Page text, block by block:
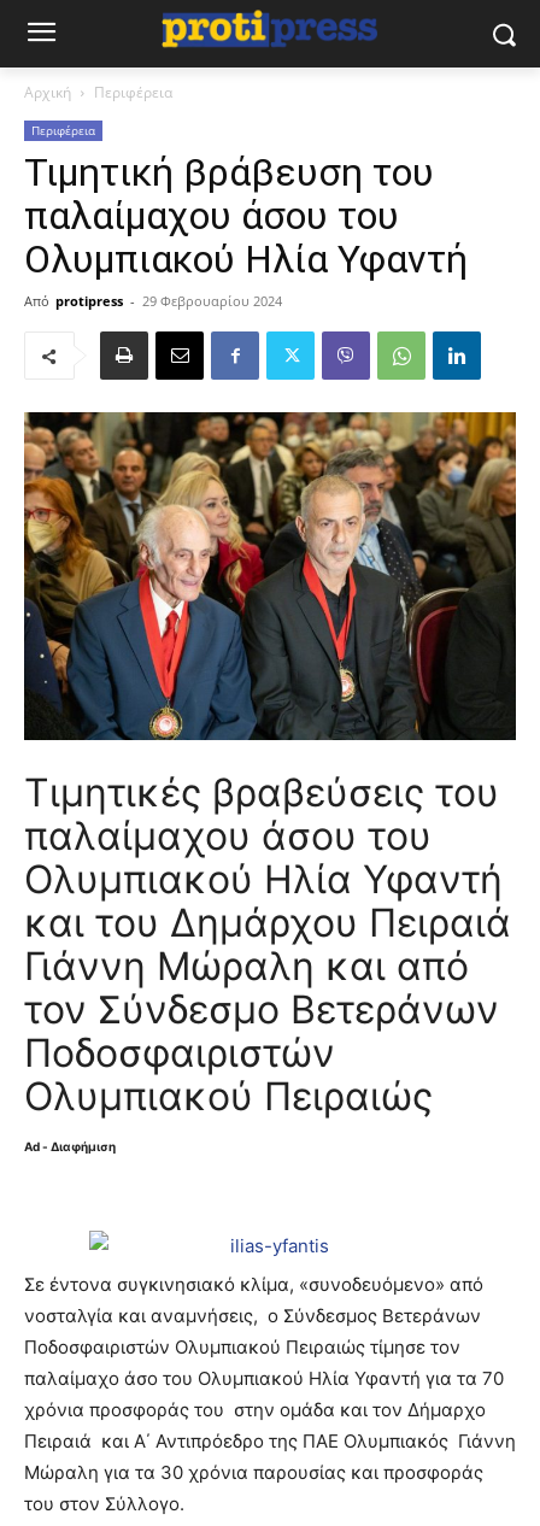
Αρχική Περιφέρεια
Περιφέρεια
Τιμητική βράβευση του
παλαίμαχου άσου του
Ολυμπιακού Ηλία Υφαντή
Από protipress - 29 Φεβρουαρίου 2024
Τιμητικές βραβεύσεις του
παλαίμαχου άσου του
Ολυμπιακού Ηλία Υφαντή
και του Δημάρχου Πειραιά
Γιάννη Μώραλη και από
τον Σύνδεσμο Βετεράνων
Ποδοσφαιριστών
Ολυμπιακού Πειραιώς
Ad - Διαφήμιση
Σε έντονα συγκινησιακό κλίμα, «συνοδευόμενο» από
νοσταλγία και αναμνήσεις, ο Σύνδεσμος Βετεράνων
Ποδοσφαιριστών Ολυμπιακού Πειραιώς τίμησε τον
παλαίμαχο άσο του Ολυμπιακού Ηλία Υφαντή για τα 70
χρόνια προσφοράς του στην ομάδα και τον Δήμαρχο
Πειραιά και Α΄ Αντιπρόεδρο της ΠΑΕ Ολυμπιακός Γιάννη
Μώραλη για τα 30 χρόνια παρουσίας και προσφοράς
του στον Σύλλογο.